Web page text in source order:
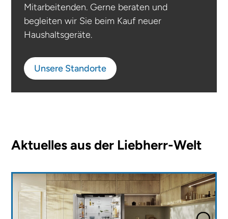
Mitarbeitenden. Gerne beraten und
begleiten wir Sie beim Kauf neuer
Haushaltsgeräte.
Unsere Standorte
Aktuelles aus der Liebherr-Welt